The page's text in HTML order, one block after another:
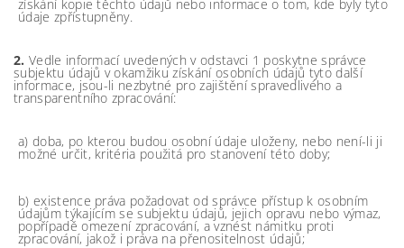
získání kopie těchto údajů nebo informace o tom, kde byly tyto
údaje zpřístupněny.
2. Vedle informací uvedených v odstavci 1 poskytne správce
subjektu údajů v okamžiku získání osobních údajů tyto další
informace, jsou-li nezbytné pro zajištění spravedlivého a
transparentního zpracování:
a) doba, po kterou budou osobní údaje uloženy, nebo není-li ji
možné určit, kritéria použitá pro stanovení této doby;
b) existence práva požadovat od správce přístup k osobním
údajům týkajícím se subjektu údajů, jejich opravu nebo výmaz,
popřípadě omezení zpracování, a vznést námitku proti
zpracování, jakož i práva na přenositelnost údajů;